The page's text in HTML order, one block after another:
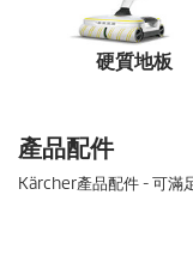
硬質地板
產品配件
Kärcher產品配件 - 可滿